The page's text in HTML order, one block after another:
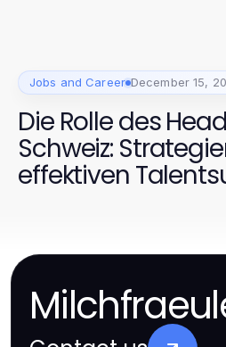
Jobs and Career December 15,
Die Rolle des
Schweiz:
effektiven